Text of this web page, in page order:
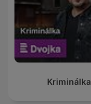
Kriminálka